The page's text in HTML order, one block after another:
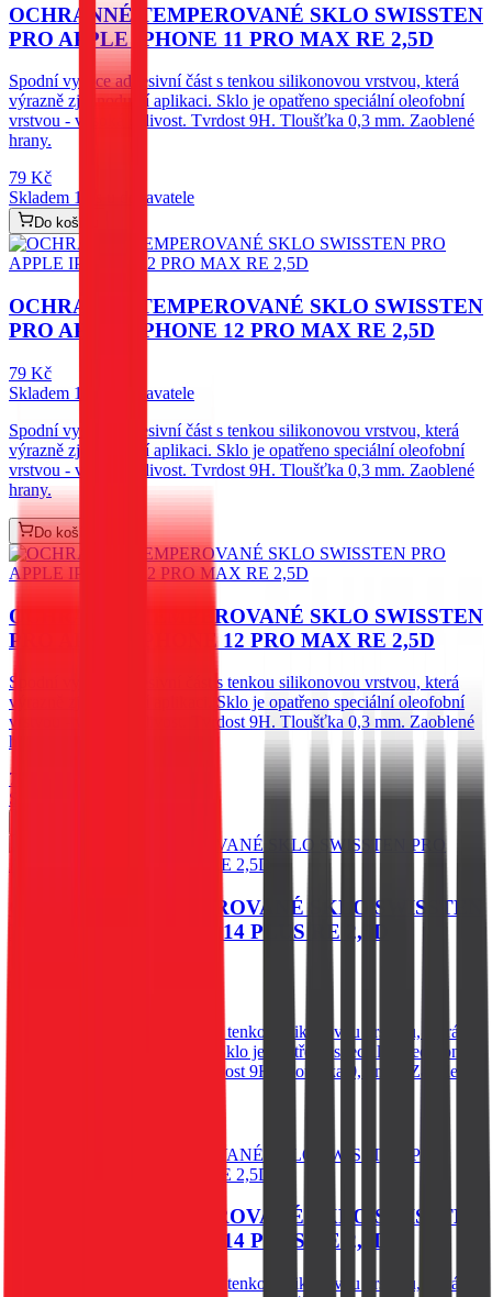
OCHRANNÉ TEMPEROVANÉ SKLO SWISSTEN
PRO APPLE IPHONE 11 PRO MAX RE 2,5D
Spodní vysoce adhesivní část s tenkou silikonovou vrstvou, která
výrazně zjednodušší aplikaci. Sklo je opatřeno speciální oleofobní
vrstvou - vysoká citlivost. Tvrdost 9H. Tloušťka 0,3 mm. Zaoblené
hrany.
79 Kč
Skladem 1 ks u dodavatele
Do košíku
OCHRANNÉ TEMPEROVANÉ SKLO SWISSTEN
PRO APPLE IPHONE 12 PRO MAX RE 2,5D
79 Kč
Skladem 1 ks u dodavatele
Spodní vysoce adhesivní část s tenkou silikonovou vrstvou, která
výrazně zjednodušší aplikaci. Sklo je opatřeno speciální oleofobní
vrstvou - vysoká citlivost. Tvrdost 9H. Tloušťka 0,3 mm. Zaoblené
hrany.
Do košíku
OCHRANNÉ TEMPEROVANÉ SKLO SWISSTEN
PRO APPLE IPHONE 12 PRO MAX RE 2,5D
Spodní vysoce adhesivní část s tenkou silikonovou vrstvou, která
výrazně zjednodušší aplikaci. Sklo je opatřeno speciální oleofobní
vrstvou - vysoká citlivost. Tvrdost 9H. Tloušťka 0,3 mm. Zaoblené
hrany.
79
Skladem 1 ks u dodavatele
OCHRANNÉ TEMPEROVANÉ SKLO SWISSTEN
PRO APPLE IPHONE 14 PLUS RE 2,5D
Spodní vysoce adhesivní část s tenkou silikonovou vrstvou, která
výrazně zjednodušší aplikaci. Sklo je opatřeno speciální oleofobní
vrstvou - vysoká citlivost. Tvrdost 9H. Tloušťka 0,3 mm. Zaoblené
OCHRANNÉ TEMPEROVANÉ SKLO SWISSTEN
PRO APPLE IPHONE 14 PLUS RE 2,5D
Spodní vysoce adhesivní část s tenkou silikonovou vrstvou, která